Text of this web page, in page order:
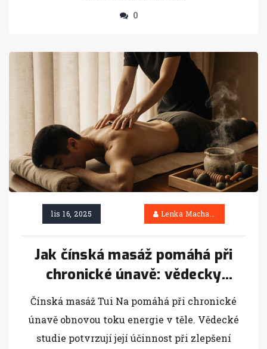
0
lis 16, 2025 Lenka Machačová
Jak čínská masáž pomáhá při
chronické únavě: vědecky
podložené metody
Čínská masáž Tui Na pomáhá při chronické
únavě obnovou toku energie v těle. Vědecké
studie potvrzují její účinnost při zlepšení